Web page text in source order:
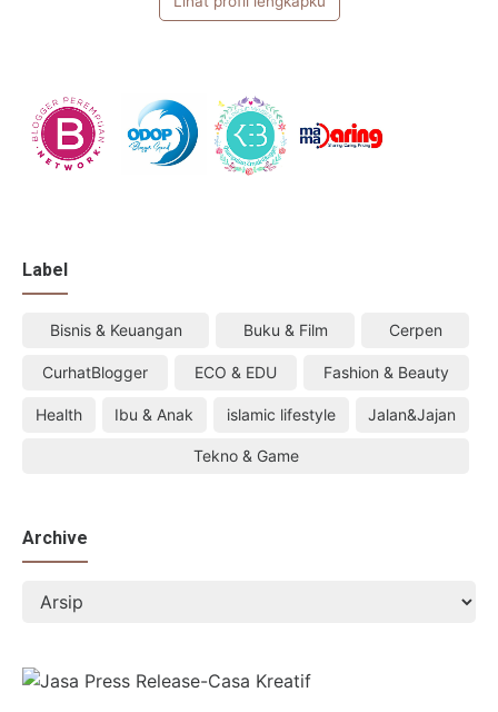
Label
Bisnis & Keuangan Buku & Film Cerpen
CurhatBlogger ECO & EDU Fashion & Beauty
Health Ibu & Anak islamic lifestyle Jalan&Jajan
Tekno & Game
Archive